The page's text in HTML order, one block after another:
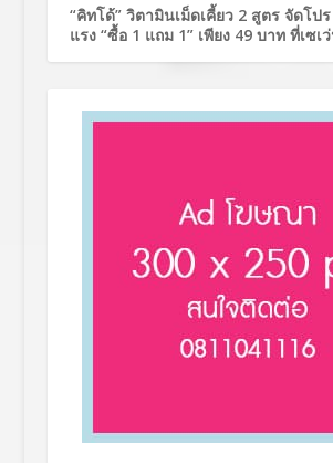
“คิทโด้” วิตามินเม็ดเคี้ยว 2 สูตร จัดโปร
แรง “ซื้อ 1 แถม 1” เพียง 49 บาท ที่เซเ